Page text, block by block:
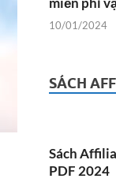
10/01/2024
SÁCH
Sách
PDF 2024